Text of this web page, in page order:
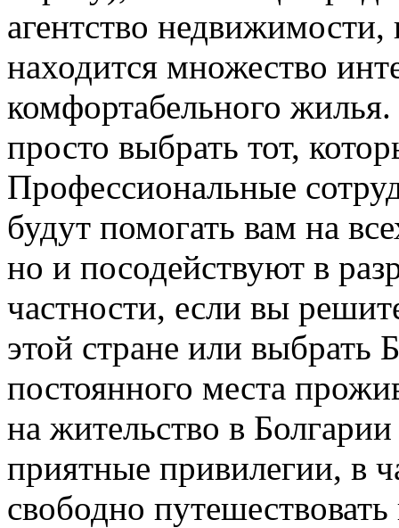
агентство
находится множество
комфортабельного
просто выбрать тот,
Профессиональные
будут помогать вам на
но и посодействуют в
частности, если вы
этой стране или выбрать
постоянного места
на жительство в
приятные привилегии, в
свободно